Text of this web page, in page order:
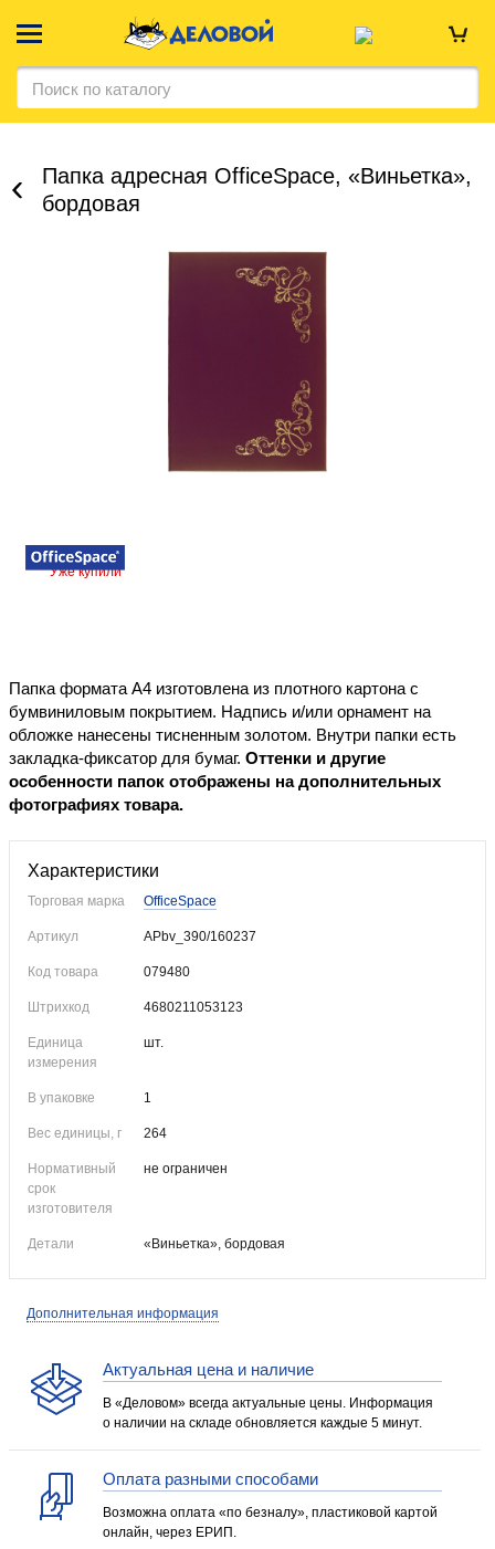
Папка адресная OfficeSpace, «Виньетка»,
бордовая
Уже купили
Папка формата А4 изготовлена из плотного картона с
бумвиниловым покрытием. Надпись и/или орнамент на
обложке нанесены тисненным золотом. Внутри папки есть
закладка-фиксатор для бумаг. Оттенки и другие
особенности папок отображены на дополнительных
фотографиях товара.
Характеристики
Торговая марка OfficeSpace
Артикул APbv_390/160237
Код товара 079480
Штрихкод 4680211053123
Единица
измерения
шт.
В упаковке 1
Вес единицы, г 264
Нормативный
срок
изготовителя
не ограничен
Детали «Виньетка», бордовая
Дополнительная информация
Актуальная цена и наличие
В «Деловом» всегда актуальные цены. Информация
о наличии на складе обновляется каждые 5 минут.
Оплата разными способами
Возможна оплата «по безналу», пластиковой картой
онлайн, через ЕРИП.